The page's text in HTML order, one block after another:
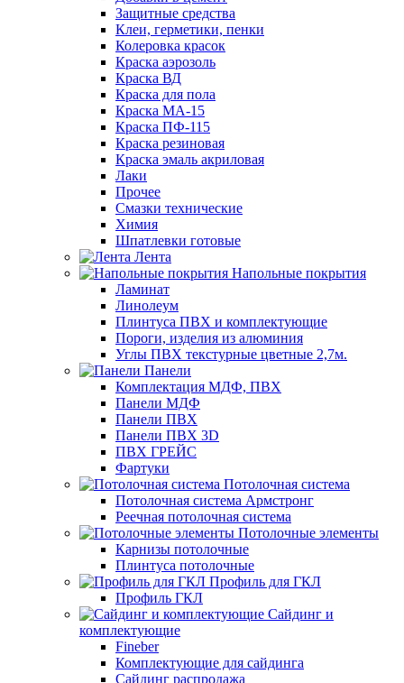
Защитные средства
Клеи, герметики, пенки
Колеровка красок
Краска аэрозоль
Краска ВД
Краска для пола
Краска МА-15
Краска ПФ-115
Краска резиновая
Краска эмаль акриловая
Лаки
Прочее
Смазки технические
Химия
Шпатлевки готовые
Лента
Напольные покрытия
Ламинат
Линолеум
Плинтуса ПВХ и комплектующие
Пороги, изделия из алюминия
Углы ПВХ текстурные цветные 2,7м.
Панели
Комплектация МДФ, ПВХ
Панели МДФ
Панели ПВХ
Панели ПВХ 3D
ПВХ ГРЕЙС
Фартуки
Потолочная система
Потолочная система Армстронг
Реечная потолочная система
Потолочные элементы
Карнизы потолочные
Плинтуса потолочные
Профиль для ГКЛ
Профиль ГКЛ
Сайдинг и
комплектующие
Fineber
Комплектующие для сайдинга
Сайдинг распродажа